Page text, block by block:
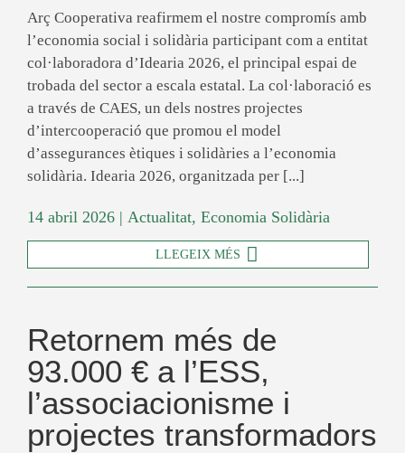
Arç Cooperativa reafirmem el nostre compromís amb
l’economia social i solidària participant com a entitat
col·laboradora d’Idearia 2026, el principal espai de
trobada del sector a escala estatal. La col·laboració es
a través de CAES, un dels nostres projectes
d’intercooperació que promou el model
d’assegurances ètiques i solidàries a l’economia
solidària. Idearia 2026, organitzada per [...]
14 abril 2026 | Actualitat, Economia Solidària
LLEGEIX MÉS
Retornem més de
93.000 € a l’ESS,
l’associacionisme i
projectes transformadors